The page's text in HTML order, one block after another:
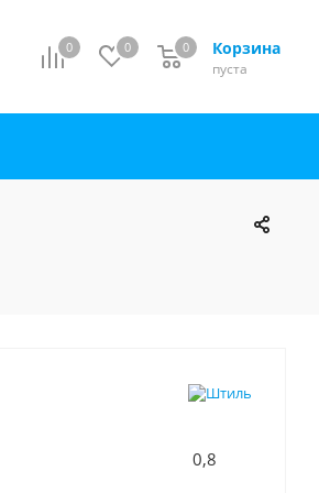
0 0 Корзина
0
пуста
0
кВт 0,8